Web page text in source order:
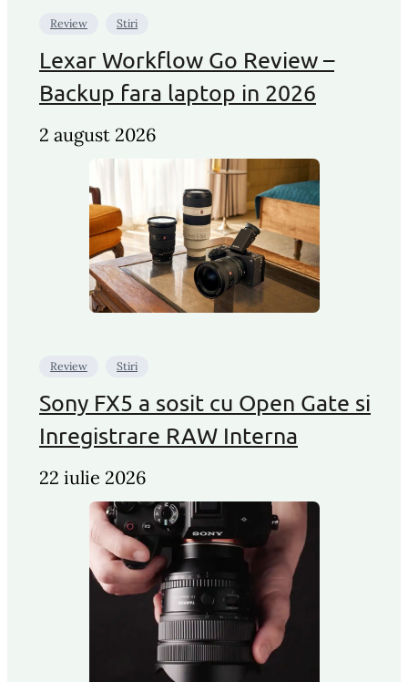
Review Stiri
Lexar Workflow Go Review –
Backup fara laptop in 2026
2 august 2026
Review Stiri
Sony FX5 a sosit cu Open Gate si
Inregistrare RAW Interna
22 iulie 2026